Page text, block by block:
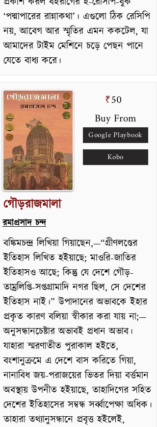
‘পদ্মাপারের রান্নাকথা’। এগুলো ঠিক রেসিপি
নয়, আবেগ আর স্মৃতির এমন ককটেল, যা
আমাদের টাইম মেশিনে চড়ে পেছন পানে
যেতে বাধ্য করে।
₹50
Buy From
Google Playbook
Kobo
গৌড়রাজমালা
রমাপ্রসাদ চন্দ
বঙ্কিমচন্দ্র লিখিয়া গিয়াছেন,—“গ্রীণলণ্ডের
ইতিহাস লিখিত হইয়াছে; মাওরি-জাতির
ইতিহাসও আছে; কিন্তু যে দেশে গৌড়-
তাম্রলিপ্তি-সপ্তগ্রামাদি নগর ছিল, সে দেশের
ইতিহাস নাই।” উপাদানের অভাবকে ইহার
প্রকৃত কারণ বলিয়া স্বীকার করা যায় না;—
অনুসন্ধানচেষ্টার অভাবই প্রধান অভাব।
যাহারা স্মরণাতীত পুরাকাল হইতে,
বংশানুক্রমে এ দেশে বাস করিতে গিয়া,
নানাবিধ জয়-পরাজয়ের ভিতর দিয়া বর্ত্তমান
অবস্থায় উপনীত হইয়াছে, তাহাদিগের সহিত
দেশের ইতিহাসের সম্বন্ধ সর্ব্বাপেক্ষা অধিক।
তাহারা তথ্যানুসন্ধানে প্রবৃত্ত হইলেই,